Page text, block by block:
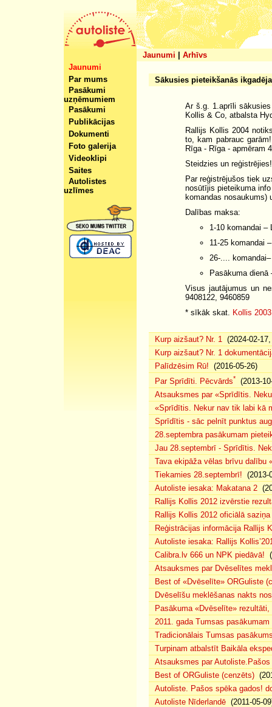
Jaunumi
Arhīvs
Jaunumi
Par mums
Pasākumi
uzņēmumiem
Pasākumi
Publikācijas
Dokumenti
Foto galerija
Videoklipi
Saites
Autolistes
uzlīmes
Sākusies pieteikšanās
Ar š.g. 1.aprīli
Kollis & Co, atbalsta
Rallijs Kollis 2004
to, kam pabrauc
Rīga - Rīga - apmēram
Steidzies un reģistrējies!
Par reģistrējušos tiek
nosūtījis pieteikuma
komandas nosaukums)
Dalības maksa:
1-10 komandai –
11-25 komandai
26-....
Pasākuma dienā
Visus jautājumus un
9408122, 9460859
* sīkāk skat. Kollis 2003
Kurp aizšaut? Nr. 1 (2024-02-
Kurp aizšaut? Nr. 1
Palīdzēsim Rū! (2016-05-26)
Par Sprīdīti. Pēcvārds*
(2013-
Atsauksmes par «Sprīdītis.
«Sprīdītis. Nekur nav tik labi kā
Sprīdītis - sāc pelnīt punktus
28.septembra pasākumam
Jau 28.septembrī - Sprīdītis.
Tava ekipāža vēlas brīvu dalību
Tiekamies 28.septembrī! (2013-
Autoliste iesaka: Makatana 2
Rallijs Kollis 2012 izvērstie
Rallijs Kollis 2012 oficiālā saziņa
Reģistrācijas informācija Rallijs
Autoliste iesaka: Rallijs
Calibra.lv 666 un NPK piedāvā!
Atsauksmes par Dvēselītes
Best of «Dvēselīte» ORGuliste
Dvēselīšu meklēšanas nakts
Pasākuma «Dvēselīte»
2011. gada Tumsas
Tradicionālais Tumsas
Turpinam atbalstīt Baikāla
Atsauksmes par
Best of ORGuliste (cenzēts)
Autoliste. Pašos spēka gados!
Autoliste Nīderlandē (2011-05-